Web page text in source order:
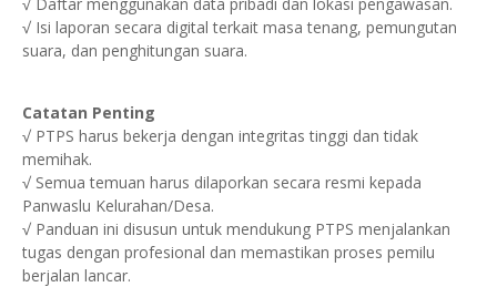
√ Isi laporan secara digital terkait masa tenang, pemungutan
suara, dan penghitungan suara.
Catatan Penting
√ PTPS harus bekerja dengan integritas tinggi dan tidak
memihak.
√ Semua temuan harus dilaporkan secara resmi kepada
Panwaslu Kelurahan/Desa.
√ Panduan ini disusun untuk mendukung PTPS menjalankan
tugas dengan profesional dan memastikan proses pemilu
berjalan lancar.